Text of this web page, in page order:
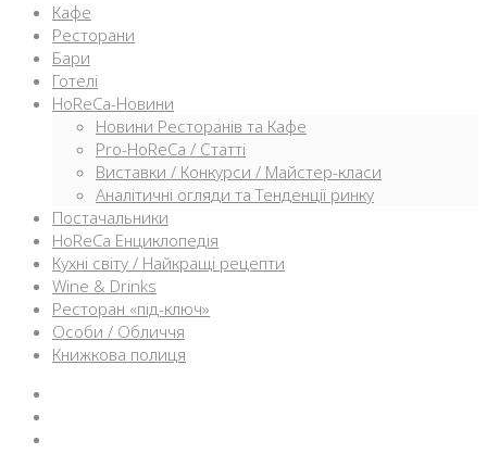
Кафе
Ресторани
Бари
Готелі
HoReCa-Новини
Новини Ресторанів та Кафе
Pro-HoReCa / Статті
Виставки / Конкурси / Майстер-класи
Аналітичні огляди та Тенденції ринку
Постачальники
HoReCa Енциклопедія
Кухні світу / Найкращі рецепти
Wine & Drinks
Ресторан «під-ключ»
Особи / Обличчя
Книжкова полиця